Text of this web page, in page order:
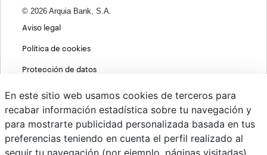
© 2026 Arquia Bank, S.A.
Aviso legal
Política de cookies
Protección de datos
MIFID
Políticas ASG
PSD2
En este sitio web usamos cookies de terceros para
recabar información estadística sobre tu navegación y
para mostrarte publicidad personalizada basada en tus
preferencias teniendo en cuenta el perfil realizado al
seguir tu navegación (por ejemplo, páginas visitadas).